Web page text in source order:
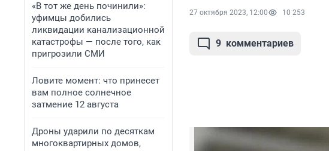
«В тот же день починили»:
уфимцы добились
ликвидации канализационной
катастрофы — после того, как
пригрозили СМИ
Ловите момент: что принесет
вам полное солнечное
затмение 12 августа
Дроны ударили по десяткам
многоквартирных домов,
27 октября 2023, 12:00 10 253
9 комментариев